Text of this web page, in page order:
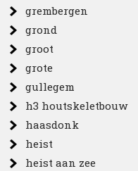
grembergen
grond
groot
grote
gullegem
h3 houtskeletbouw
haasdonk
heist
heist aan zee